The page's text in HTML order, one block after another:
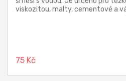
viskozitou, malty, cementové a
75 Kč